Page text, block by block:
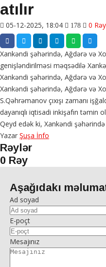
atılır
05-12-2025, 18:04 178 0 Rəy
Xankəndi şəhərində, Ağdərə və
genişləndirilməsi məqsədilə
Xankəndi şəhərində, Ağdərə və
Xankəndi şəhərində, Ağdərə və
S.Qəhrəmanov çıxışı zamanı
dayanıqlı iqtisadi inkişafın təmin
Qeyd edək ki, Xankəndi
Yazar Şuşa İnfo
Rəylər
0 Rəy
Aşağıdakı
Ad soyad
E-poçt
Mesajınız